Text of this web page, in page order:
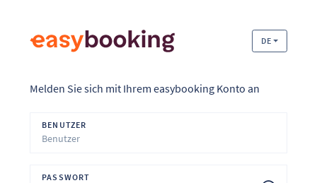
DE
Melden Sie sich mit Ihrem easybooking Konto an
BENUTZER
PASSWORT